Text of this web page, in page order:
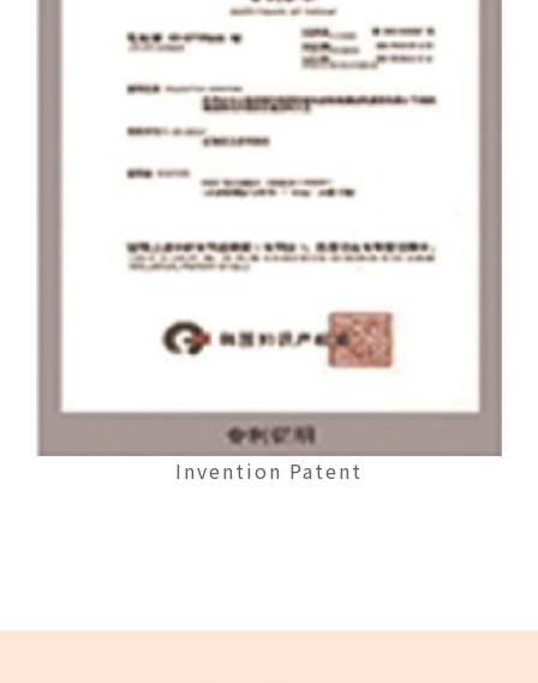
Invention Patent